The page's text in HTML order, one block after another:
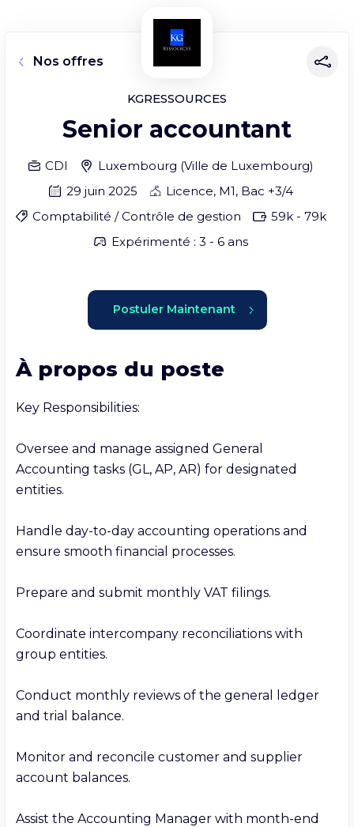
KGRESSOURCES
Nos offres
Senior accountant
CDI Luxembourg (Ville de Luxembourg)
29 juin 2025
Licence, M1, Bac +3/4
Comptabilité / Contrôle de gestion
59k -79k
Expérimenté : 3 - 6 ans
Postuler Maintenant
À propos du poste
Key Responsibilities:
Oversee and manage assigned General
Accounting tasks (GL, AP, AR) for designated
entities.
Handle day-to-day accounting operations and
ensure smooth financial processes.
Prepare and submit monthly VAT filings.
Coordinate intercompany reconciliations with
group entities.
Conduct monthly reviews of the general ledger
and trial balance.
Monitor and reconcile customer and supplier
account balances.
Assist the Accounting Manager with month-end